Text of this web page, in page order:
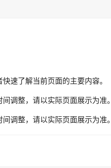
速了解当前页面的主要内容。
调整，请以实际页面展示为准。
调整，请以实际页面展示为准。